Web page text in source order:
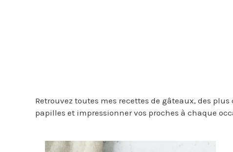
Retrouvez toutes mes recettes de gâteaux, des
papilles et impressionner vos proches à chaque